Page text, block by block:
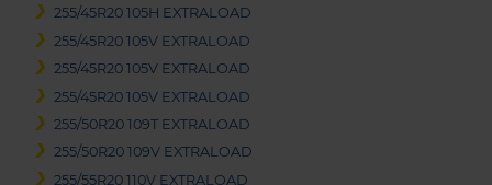
255/45R20 105H EXTRALOAD
255/45R20 105V EXTRALOAD
255/45R20 105V EXTRALOAD
255/45R20 105V EXTRALOAD
255/50R20 109T EXTRALOAD
255/50R20 109V EXTRALOAD
255/55R20 110V EXTRALOAD